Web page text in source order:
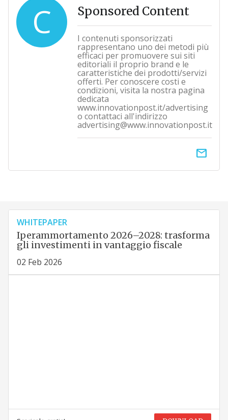
C Sponsored Content
I contenuti sponsorizzati
rappresentano uno dei metodi più
efficaci per promuovere sui siti
editoriali il proprio brand e le
caratteristiche dei prodotti/servizi
offerti. Per conoscere costi e
condizioni, visita la nostra pagina
dedicata
www.innovationpost.it/advertising
o contattaci all'indirizzo
advertising@www.innovationpost.it
email
WHITEPAPER
Iperammortamento 2026–2028: trasforma
gli investimenti in vantaggio fiscale
02 Feb 2026